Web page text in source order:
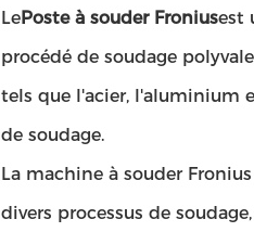
LePoste à souder Froniusest
procédé de soudage
tels que l'acier, l'aluminium
de soudage.
La machine à souder
divers processus de